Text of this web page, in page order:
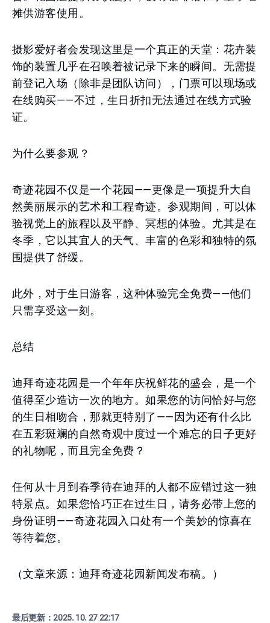
摊供游客使用。
摄影爱好者会发现这里是一个真正的天堂：花卉装
饰的装置几乎在召唤着被记录下来的瞬间。无需提
前登记入场（除非是团队访问），门票可以现场或
在线购买——不过，生日折扣无法通过在线方式验
证。
为什么要参观？
奇迹花园不仅是一个花园——更像是一项提升大自
然美丽展示的艺术和工程奇迹。参观期间，可以体
验视觉上的旅程以及平静、冥想的体验。尤其是在
冬季，它以其宜人的天气、丰富的色彩和独特的氛
围提供了舒缓。
此外，对于生日游客，这种体验完全免费——他们
只需享受这一刻。
总结
迪拜奇迹花园是一个年年庆祝鲜花的盛会，是一个
值得至少造访一次的地方。如果您的访问恰好与您
的生日相吻合，那就更特别了——因为还有什么比
在五彩斑斓的自然奇观中度过一个难忘的日子更好
的礼物呢，而且完全免费？
任何从十月到春季待在迪拜的人都不应错过这一独
特景点。如果您恰巧正在过生日，请务必带上您的
身份证明——奇迹花园入口处有一个美妙的惊喜在
等待着您。
（文章来源：迪拜奇迹花园新闻发布稿。）
最后更新：2025. 10. 27 22:17